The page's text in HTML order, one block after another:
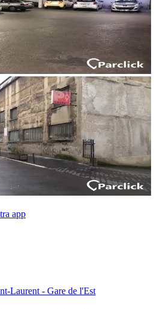
app
Laurent - Gare de l'Est